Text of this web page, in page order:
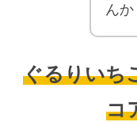
んか
ぐるりいち
コ